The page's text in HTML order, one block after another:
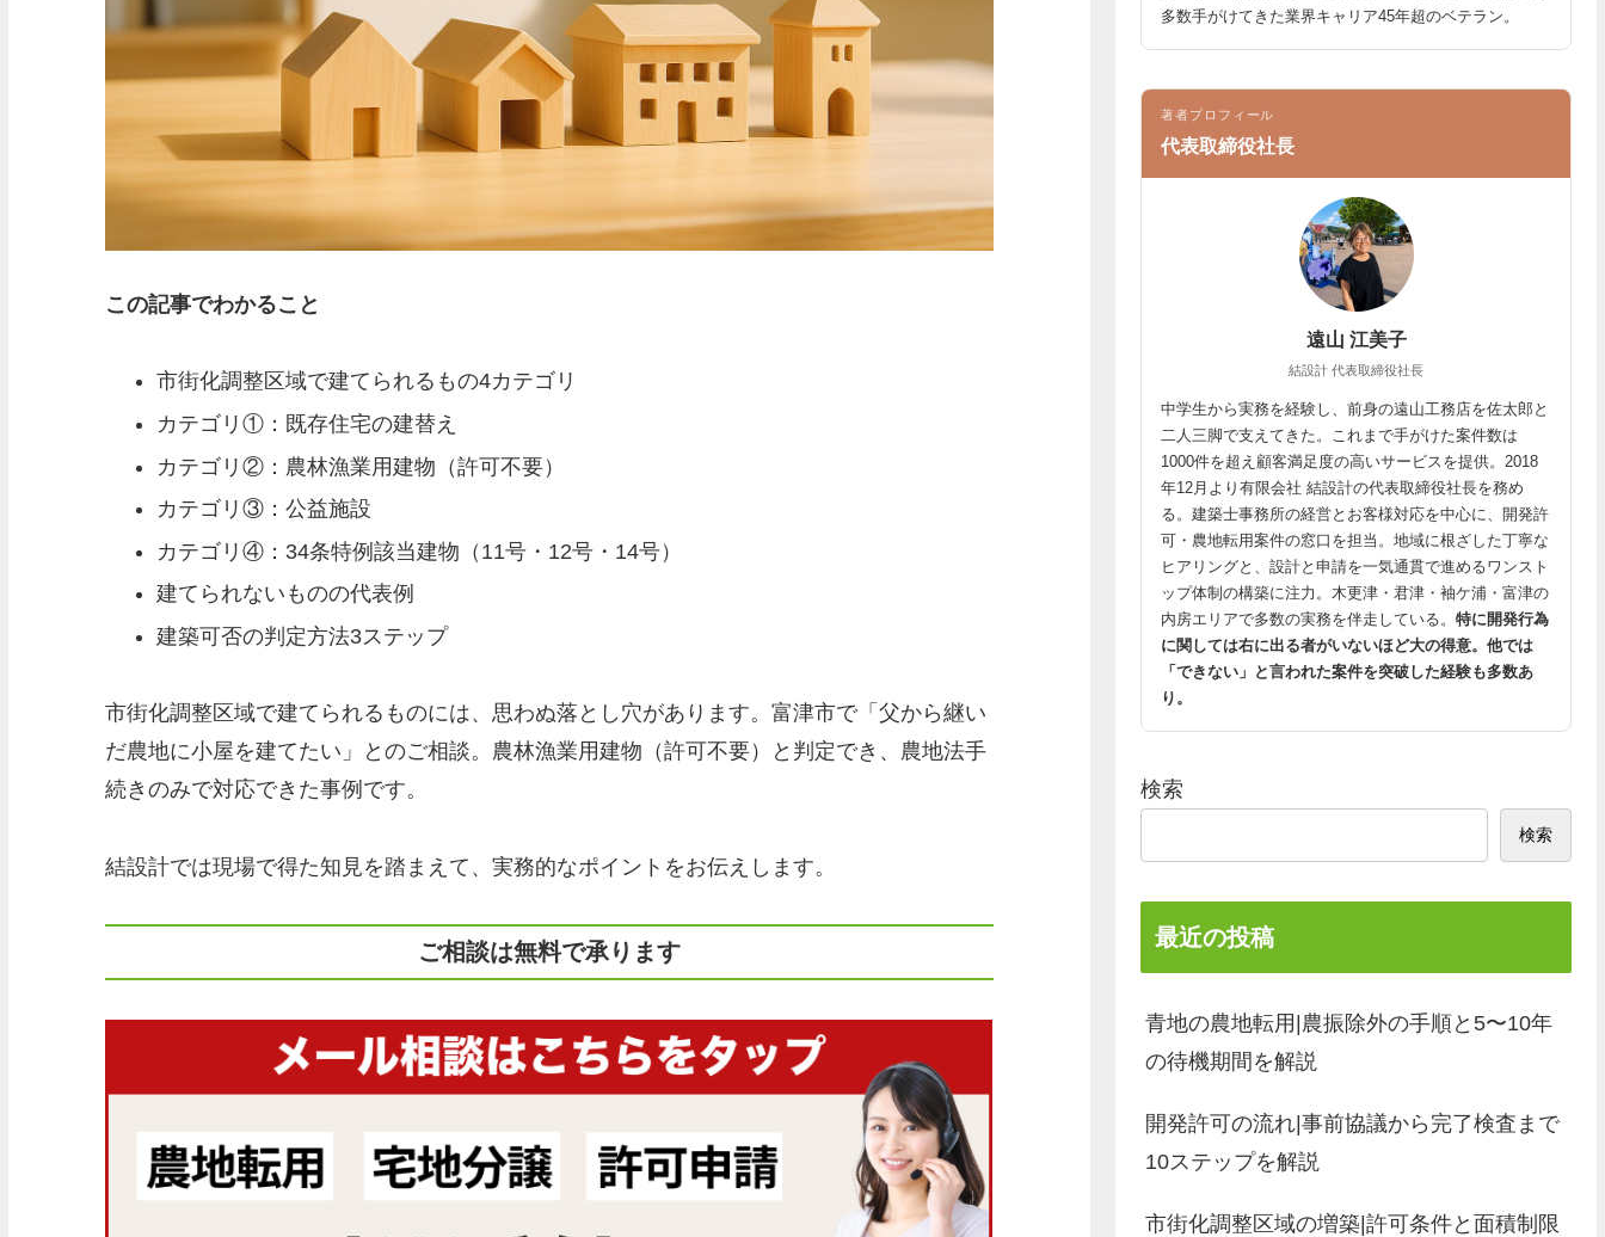
この記事でわかること
市街化調整区域で建てられるもの4カテゴリ
カテゴリ①：既存住宅の建替え
カテゴリ②：農林漁業用建物（許可不要）
カテゴリ③：公益施設
カテゴリ④：34条特例該当建物（11号・12号・14号）
建てられないものの代表例
建築可否の判定方法3ステップ
市街化調整区域で建てられるものには、思わぬ落とし穴があります。富津市で「父から継い
だ農地に小屋を建てたい」とのご相談。農林漁業用建物（許可不要）と判定でき、農地法手
続きのみで対応できた事例です。
結設計では現場で得た知見を踏まえて、実務的なポイントをお伝えします。
ご相談は無料で承ります
多数手がけてきた業界キャリア45年超のベテラン。
著者プロフィール
代表取締役社長
遠山 江美子
結設計 代表取締役社長
中学生から実務を経験し、前身の遠山工務店を佐太郎と
二人三脚で支えてきた。これまで手がけた案件数は
1000件を超え顧客満足度の高いサービスを提供。2018
年12月より有限会社 結設計の代表取締役社長を務め
る。建築士事務所の経営とお客様対応を中心に、開発許
可・農地転用案件の窓口を担当。地域に根ざした丁寧な
ヒアリングと、設計と申請を一気通貫で進めるワンスト
ップ体制の構築に注力。木更津・君津・袖ケ浦・富津の
内房エリアで多数の実務を伴走している。特に開発行為
に関しては右に出る者がいないほど大の得意。他では
「できない」と言われた案件を突破した経験も多数あ
り。
検索
検索
最近の投稿
青地の農地転用|農振除外の手順と5〜10年
の待機期間を解説
開発許可の流れ|事前協議から完了検査まで
10ステップを解説
市街化調整区域の増築|許可条件と面積制限